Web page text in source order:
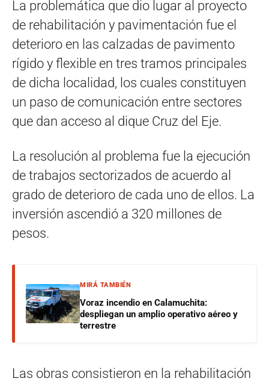
La problemática que dio lugar al proyecto
de rehabilitación y pavimentación fue el
deterioro en las calzadas de pavimento
rígido y flexible en tres tramos principales
de dicha localidad, los cuales constituyen
un paso de comunicación entre sectores
que dan acceso al dique Cruz del Eje.
La resolución al problema fue la ejecución
de trabajos sectorizados de acuerdo al
grado de deterioro de cada uno de ellos. La
inversión ascendió a 320 millones de
pesos.
MIRÁ TAMBIÉN
Voraz incendio en Calamuchita:
despliegan un amplio operativo aéreo y
terrestre
Las obras consistieron en la rehabilitación